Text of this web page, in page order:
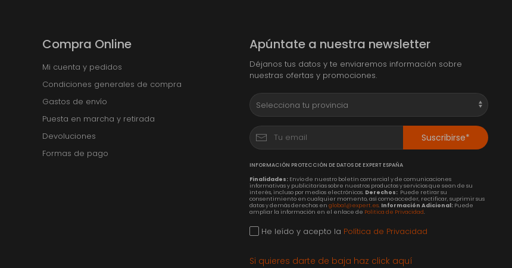
Compra Online
Mi cuenta y pedidos
Condiciones generales de compra
Gastos de envío
Puesta en marcha y retirada
Devoluciones
Formas de pago
Apúntate a nuestra newsletter
Déjanos tus datos y te enviaremos información sobre
nuestras ofertas y promociones.
Suscribirse*
INFORMACIÓN PROTECCIÓN DE DATOS DE EXPERT ESPAÑA
Finalidades:Envío de nuestro boletín comercial y de comunicaciones
informativas y publicitarias sobre nuestros productos y servicios que sean de su
interés, incluso por medios electrónicos. Derechos:Puede retirar su
consentimiento en cualquier momento, así como acceder, rectificar, suprimir sus
datos y demás derechos en global@expert.es. Información Adicional:Puede
ampliar la información en el enlace de Política de Privacidad.
He leído y acepto la Política de Privacidad
Si quieres darte de baja haz click aquí